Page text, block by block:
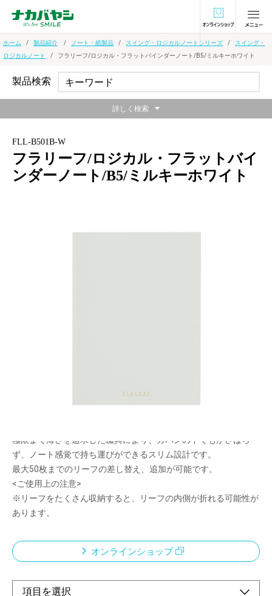
オンラインショ
ホーム 製品紹介 ノート・紙製品 スイング・ロジカルノートシリーズ
スイング・
ロジカルノート
フラリーフ/ロジカル・フラットバインダーノート/B5/ミルキーホワイト
FLL-B501B-W
フラリーフ/ロジカル・フラットバイ
ンダーノート/B5/ミルキーホワイト
ラットバー」を採用しました。
極限まで薄さを追求した綴具により、カバンの中でもかさばら
ず、ノート感覚で持ち運びができるスリム設計です。
最大50枚までのリーフの差し替え、追加が可能です。
<ご使用上の注意>
※リーフをたくさん収納すると、リーフの内側が折れる可能性が
あります。
オンラインショップ
製品検索
詳しく検索